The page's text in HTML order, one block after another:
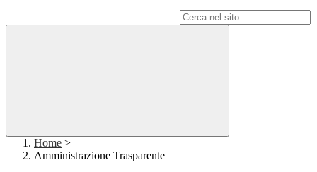
Home >
Amministrazione Trasparente